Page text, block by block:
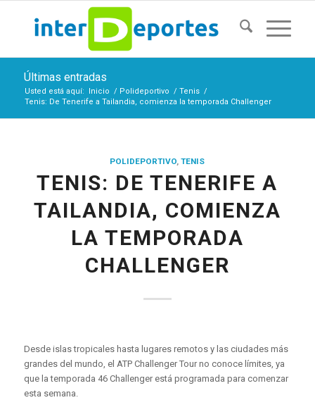
Últimas entradas
Usted está aquí: Inicio / Polideportivo / Tenis /
Tenis: De Tenerife a Tailandia, comienza la temporada Challenger
POLIDEPORTIVO,TENIS
TENIS: DE TENERIFE A
TAILANDIA, COMIENZA
LA TEMPORADA
CHALLENGER
Desde islas tropicales hasta lugares remotos y las ciudades más
grandes del mundo, el ATP Challenger Tour no conoce límites, ya
que la temporada 46 Challenger está programada para comenzar
esta semana.